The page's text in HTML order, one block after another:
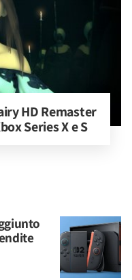
HD Remaster
Series X e S